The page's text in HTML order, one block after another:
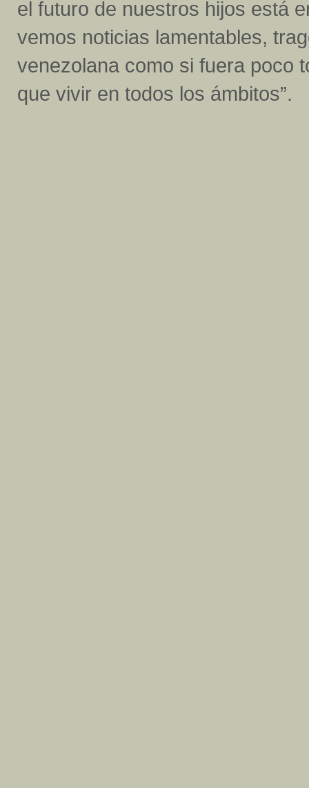
el futuro de nuestros hijos está
vemos noticias lamentables,
venezolana como si fuera poco
que vivir en todos los ámbitos”.